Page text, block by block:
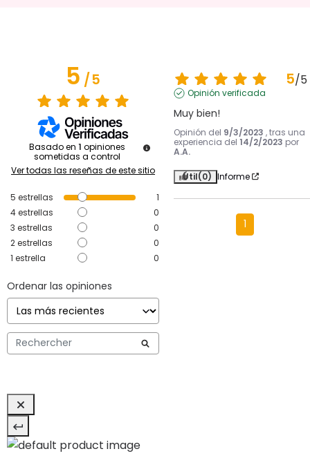
5/5
Basado en 1 opiniones
sometidas a control
Ver todas las reseñas de este sitio
5 estrellas
1
4estrellas
0
3 estrellas
0
2estrellas
0
1 estrella 0
Ordenar las opiniones
5/5
Opinión verificada
Muy bien!
Opinión del 9/3/2023 , tras una
experiencia del 14/2/2023 por
A.A.
Útil(0) Informe
1